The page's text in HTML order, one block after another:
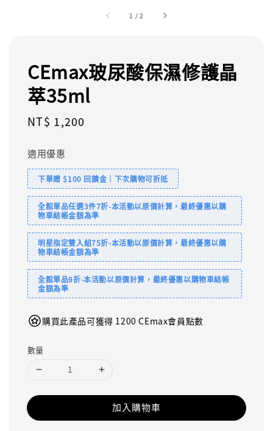
1 /2
CEmax玻尿酸保濕修護晶
萃35ml
Regular
NT$ 1,200
適用優惠
下單贈 $100 回饋金｜下次購物可折抵
全館單品任選3件7折-本活動以原價計算，最終優惠以購
物車結帳金額為準
明星指定雙入組75折-本活動以原價計算，最終優惠以購
物車結帳金額為準
全館單品9折-本活動以原價計算，最終優惠以購物車結帳
金額為準
購買此產品可獲得 1200 CEmax會員點數
數量
加入購物車